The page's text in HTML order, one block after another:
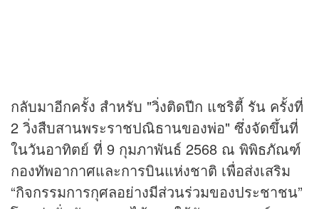
กลับมาอีกครั้ง สำหรับ "วิ่งติดปีก แชริตี้ รัน ครั้งที่
2 วิ่งสืบสานพระราชปณิธานของพ่อ" ซึ่งจัดขึ้นที่
ในวันอาทิตย์ ที่ 9 กุมภาพันธ์ 2568 ณ พิพิธภัณฑ์
กองทัพอากาศและการบินแห่งชาติ เพื่อส่งเสริม
“กิจกรรมการกุศลอย่างมีส่วนร่วมของประชาชน”